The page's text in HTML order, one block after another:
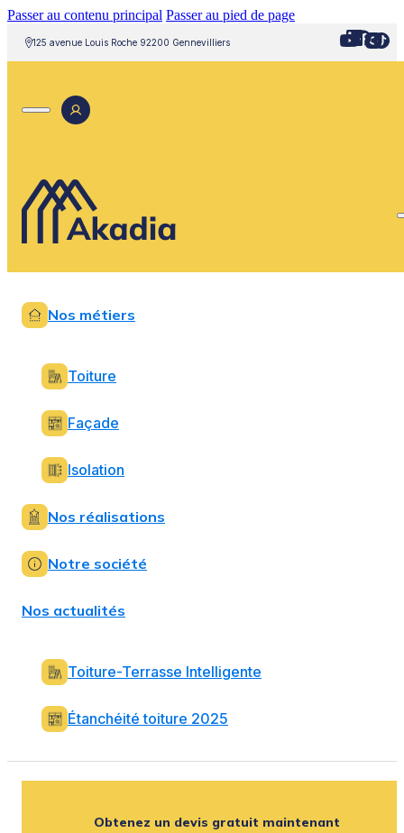
Passer au contenu principal Passer au pied de page
125 avenue Louis Roche 92200 Gennevilliers
Nos métiers
Toiture
Façade
Isolation
Nos réalisations
Notre société
Nos actualités
Toiture-Terrasse Intelligente
Étanchéité toiture 2025
Obtenez un devis gratuit maintenant